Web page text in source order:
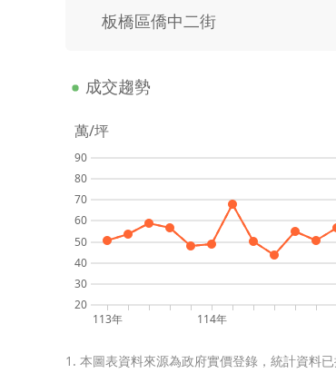
板橋區僑中二街
成交趨勢
萬/坪
20
30
40
50
60
70
80
90
113年 114年
1. 本圖表資料來源為政府實價登錄，統計資料